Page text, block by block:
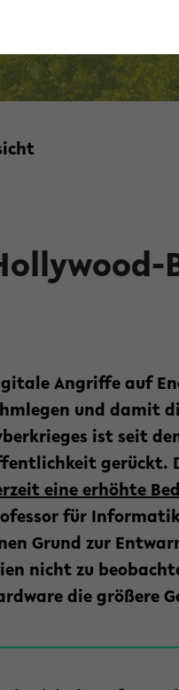
Angriffe auf
und damit
ist seit
gerückt.
eine erhöhte
für
Grund zur
nicht zu
die größere